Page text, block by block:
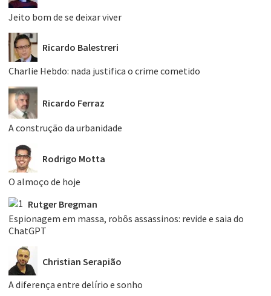
Jeito bom de se deixar viver
Ricardo Balestreri
Charlie Hebdo: nada justifica o crime cometido
Ricardo Ferraz
A construção da urbanidade
Rodrigo Motta
O almoço de hoje
Rutger Bregman
Espionagem em massa, robôs assassinos: revide e saia do
ChatGPT
Christian Serapião
A diferença entre delírio e sonho